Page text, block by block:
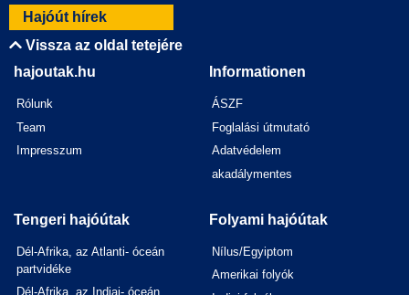
Hajóút hírek
Vissza az oldal tetejére
hajoutak.hu
Rólunk
Team
Impresszum
Informationen
ÁSZF
Foglalási útmutató
Adatvédelem
akadálymentes
Tengeri hajóútak
Dél-Afrika, az Atlanti- óceán
partvidéke
Dél-Afrika, az Indiai- óceán
Folyami hajóútak
Nílus/Egyiptom
Amerikai folyók